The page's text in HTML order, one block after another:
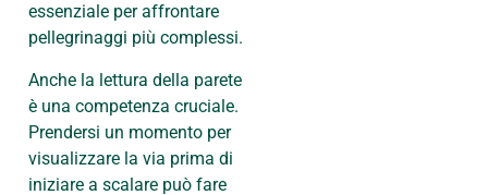
essenziale per affrontare
pellegrinaggi più complessi.
Anche la lettura della parete
è una competenza cruciale.
Prendersi un momento per
visualizzare la via prima di
iniziare a scalare può fare